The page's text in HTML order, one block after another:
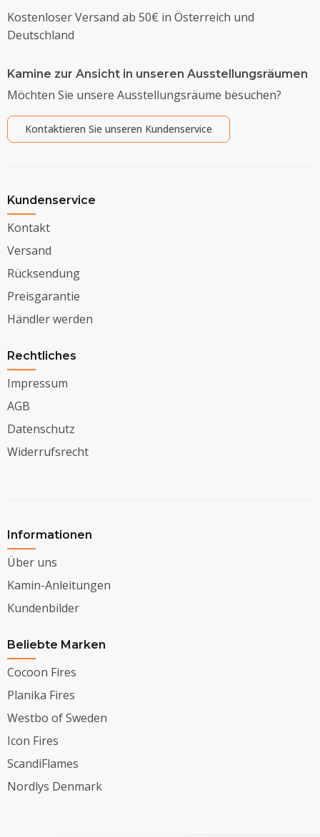
Kostenloser Versand ab 50€ in Österreich und
Deutschland
Kamine zur Ansicht in unseren Ausstellungsräumen
Möchten Sie unsere Ausstellungsräume besuchen?
Kontaktieren Sie unseren Kundenservice
Kundenservice
Kontakt
Versand
Rücksendung
Preisgarantie
Händler werden
Rechtliches
Impressum
AGB
Datenschutz
Widerrufsrecht
Informationen
Über uns
Kamin-Anleitungen
Kundenbilder
Beliebte Marken
Cocoon Fires
Planika Fires
Westbo of Sweden
Icon Fires
ScandiFlames
Nordlys Denmark